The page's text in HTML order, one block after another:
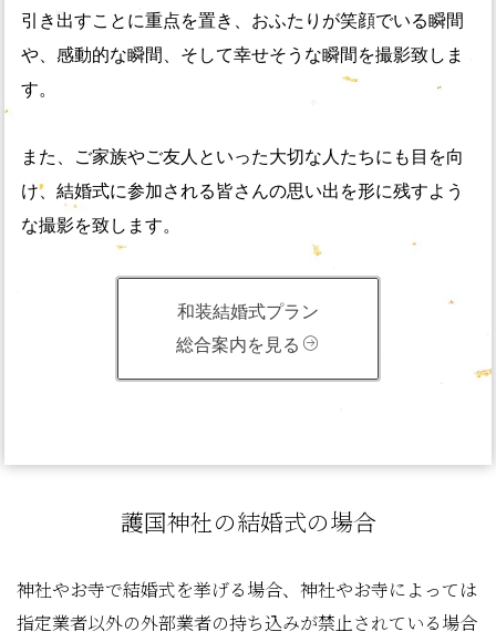
引き出すことに重点を置き、おふたりが笑顔でいる瞬間
や、感動的な瞬間、そして幸せそうな瞬間を撮影致しま
す。
また、ご家族やご友人といった大切な人たちにも目を向
け、結婚式に参加される皆さんの思い出を形に残すよう
な撮影を致します。
和装結婚式プラン
総合案内を見る
護国神社の結婚式の場合
神社やお寺で結婚式を挙げる場合、神社やお寺によっては
指定業者以外の外部業者の持ち込みが禁止されている場合